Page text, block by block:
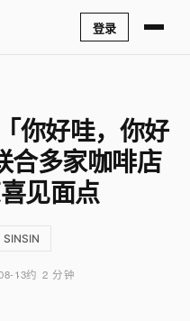
登录
你好哇，你好
合多家咖啡店
见面点
SINSIN
13约 2 分钟